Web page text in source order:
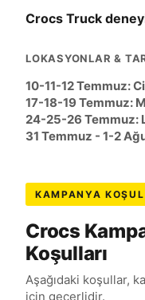
Crocs Truck
LOKASYONLAR &
10-11-12 Temmuz:
17-18-19 Temmuz:
24-25-26 Temmuz:
31 Temmuz - 1-2
KAMPANYA
Crocs
Koşulları
Aşağıdaki koşullar,
için geçerlidir.